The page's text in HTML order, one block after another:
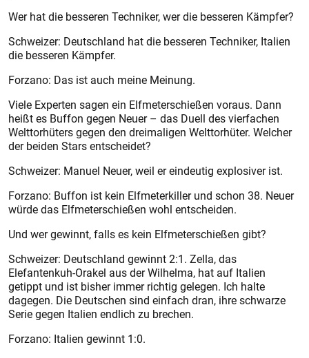
Wer hat die besseren Techniker, wer die besseren Kämpfer?
Schweizer: Deutschland hat die besseren Techniker, Italien
die besseren Kämpfer.
Forzano: Das ist auch meine Meinung.
Viele Experten sagen ein Elfmeterschießen voraus. Dann
heißt es Buffon gegen Neuer – das Duell des vierfachen
Welttorhüters gegen den dreimaligen Welttorhüter. Welcher
der beiden Stars entscheidet?
Schweizer: Manuel Neuer, weil er eindeutig explosiver ist.
Forzano: Buffon ist kein Elfmeterkiller und schon 38. Neuer
würde das Elfmeterschießen wohl entscheiden.
Und wer gewinnt, falls es kein Elfmeterschießen gibt?
Schweizer: Deutschland gewinnt 2:1. Zella, das
Elefantenkuh-Orakel aus der Wilhelma, hat auf Italien
getippt und ist bisher immer richtig gelegen. Ich halte
dagegen. Die Deutschen sind einfach dran, ihre schwarze
Serie gegen Italien endlich zu brechen.
Forzano: Italien gewinnt 1:0.